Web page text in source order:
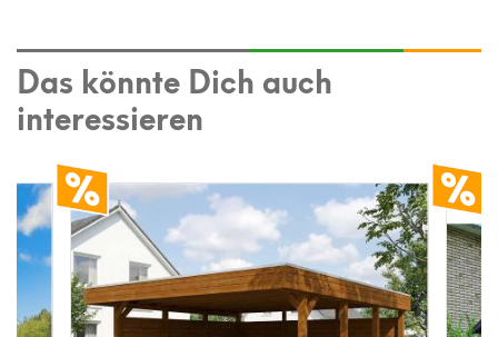
Das könnte Dich auch
interessieren